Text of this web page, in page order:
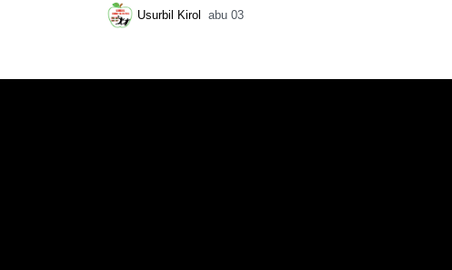
Usurbil Kirol abu 03